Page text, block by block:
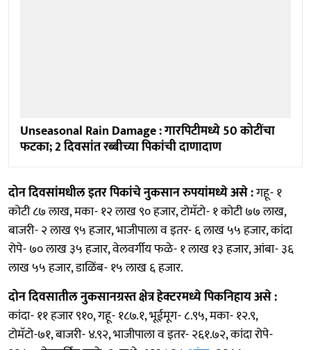
Unseasonal Rain Damage : गारपिटीमध्ये 50 कोटींचा
फटका; 2 दिवसांत रब्बीच्या पिकांची दाणादाण
दोन दिवसांमधील इतर पिकांचे नुकसान रुपयांमध्ये असे :गहू- १
कोटी ८७ लाख, मका- १२ लाख ९० हजार, टोमॅटो- १ कोटी ७७ लाख,
बाजरी- २ लाख ९५ हजार, भाजीपाला व इतर- ६ लाख ५५ हजार, कांदा
रोपे- ७० लाख ३५ हजार, वेलवर्गीय फळे- १ लाख १३ हजार, आंबा- ३६
लाख ५५ हजार, डाळिंब- १५ लाख ६ हजार.
दोन दिवसातील नुकसानग्रस्त क्षेत्र हेक्टरमध्ये पिकनिहाय असे :
कांदा- ११ हजार ९१०, गहू- १८७.१, भूईमूग- ८.९५, मका- १२.९,
टोमॅटो-७१, बाजरी- ४.९२, भाजीपाला व इतर- २६१.७२, कांदा रोपे-